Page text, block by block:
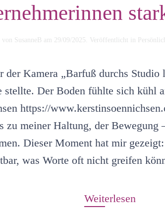
von SusanneB am 29/09/2025 . Veröffentlicht in
der Kamera „Barfuß durchs
stellte. Der Boden fühlte sich kühl
https://
zu meiner Haltung, der Bewegung
Dieser Moment hat mir
was Worte oft nicht greifen
Weiterlesen